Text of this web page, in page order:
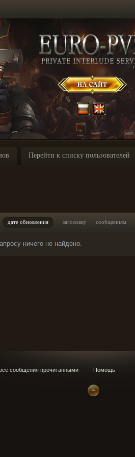
Перейти к списку пользователей
дате обновления заголовку сообщениям
ничего не найдено.
сообщения прочитанными Помощь